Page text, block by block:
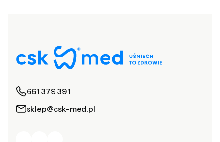
661 379 391
sklep@csk-med.pl